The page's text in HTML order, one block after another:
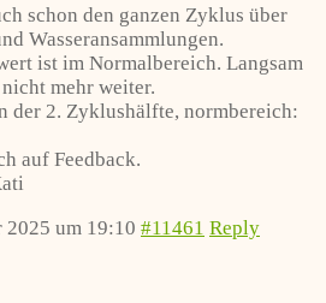
schon den ganzen Zyklus über
Wasseransammlungen.
ist im Normalbereich. Langsam
mehr weiter.
der 2. Zyklushälfte, normbereich:
auf Feedback.
2025 um 19:10 #11461 Reply